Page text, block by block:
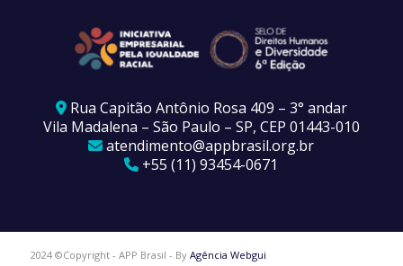
Rua Capitão Antônio Rosa 409 – 3° andar
Vila Madalena – São Paulo – SP, CEP 01443-010
atendimento@appbrasil.org.br
+55 (11) 93454-0671
2024 ©Copyright - APP Brasil - By Agência Webgui